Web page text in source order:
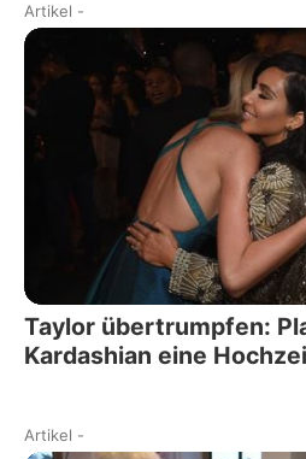
Artikel -
Taylor übertrumpfen:
Kardashian eine
Artikel -